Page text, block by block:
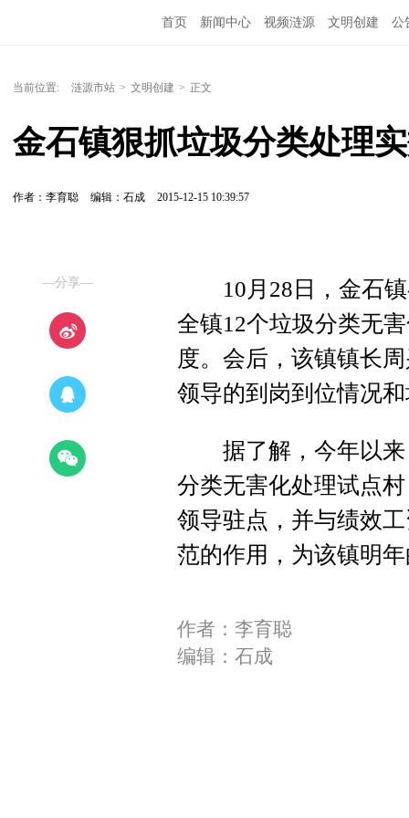
首页 新闻中心 视频涟源 文明创建 公
当前位置: 涟源市站 > 文明创建 > 正文
金石镇狠抓垃圾分类处理
作者：李育聪 编辑：石成 2015-12-15 10:39:57
—分享—
10月28日，金石镇
全镇12个垃圾分类无
度。会后，该镇镇长
领导的到岗到位情况
据了解，今年以来
分类无害化处理试点
领导驻点，并与绩效
范的作用，为该镇明
作者：李育聪
编辑：石成